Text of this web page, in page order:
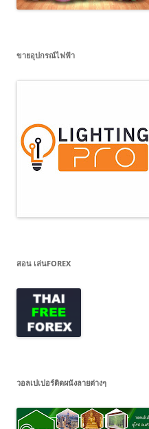
ขายอุปกรณ์ไฟฟ้า
สอน เล่นFOREX
วอลเปเปอร์ติดผนังลายต่างๆ